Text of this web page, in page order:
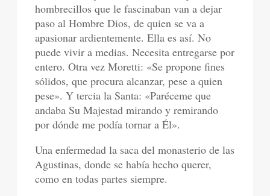
hombrecillos que le fascinaban van a dejar
paso al Hombre Dios, de quien se va a
apasionar ardientemente. Ella es así. No
puede vivir a medias. Necesita entregarse por
entero. Otra vez Moretti: «Se propone fines
sólidos, que procura alcanzar, pese a quien
pese». Y tercia la Santa: «Paréceme que
andaba Su Majestad mirando y remirando
por dónde me podía tornar a Él».
Una enfermedad la saca del monasterio de las
Agustinas, donde se había hecho querer,
como en todas partes siempre.